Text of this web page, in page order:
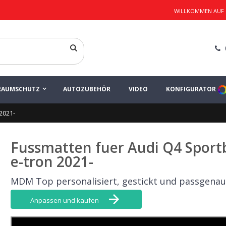
WILLKOMMEN AUF
AUTOZUBEHÖR VIDEO KONFIGURATOR
Fussmatten fuer Audi Q4
e-tron 2021-
MDM Top personalisiert, gestickt und passgenau
Anpassen und kaufen